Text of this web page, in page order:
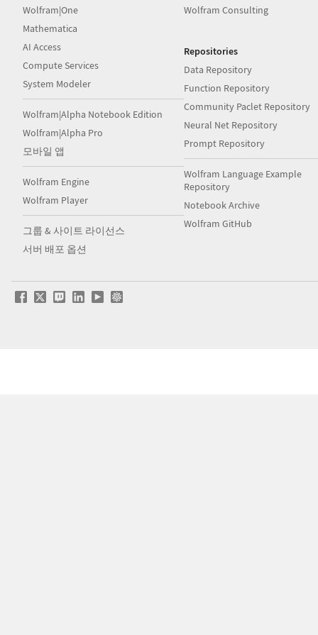
Wolfram|One
Mathematica
AI Access
Compute Services
System Modeler
Wolfram|Alpha Notebook Edition
Wolfram|Alpha Pro
모바일 앱
Wolfram Engine
Wolfram Player
그룹 & 사이트 라이선스
서버 배포 옵션
Wolfram Consulting
Repositories
Data Repository
Function Repository
Community Paclet Repository
Neural Net Repository
Prompt Repository
Wolfram Language Example
Repository
Notebook Archive
Wolfram GitHub